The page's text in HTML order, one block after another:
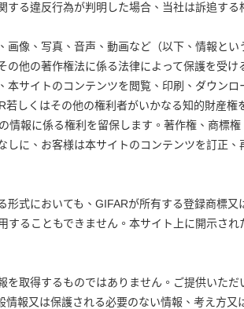
る違反行為が判明した場合、当社は訴追する
像、写真、音声、動画など（以下、情報と
他の著作権法に係る法律によって保護を受け
サイトのコンテンツを閲覧、印刷、ダウン
しくはその他の権利者がいかなる知的財産
情報に係る権利を留保します。著作権、商標
に、お客様は本サイトのコンテンツを訂正、
式においても、GIFARが所有する登録商標又
ることもできません。本サイト上に開示さ
取得するものではありません。ご提供いた
報又は保護される必要のない情報、考え方